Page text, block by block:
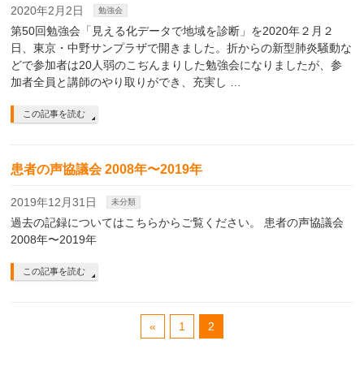
2020年2月2日 勉強会
第50回勉強会「見える化データで地域を診断」を2020年２月２
日、東京・中野サンプラザで開きました。折からの新型肺炎騒動な
どで参加者は20人弱のこぢんまりした勉強会になりましたが、参
加者全員と講師のやり取りができ、充実し …
この記事を読む
患者の声協議会 2008年〜2019年
2019年12月31日 未分類
過去の記録についてはこちらからご覧ください。 患者の声協議会
2008年〜2019年
この記事を読む
« 1 2